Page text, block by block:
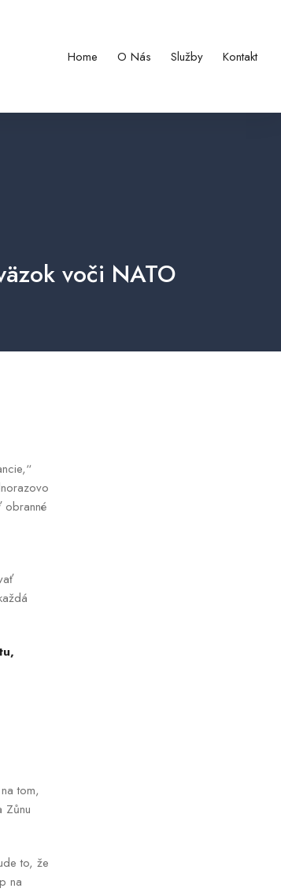
Home O Nás Služby Kontakt
voči NATO
tom,
Zůnu
to, že
na